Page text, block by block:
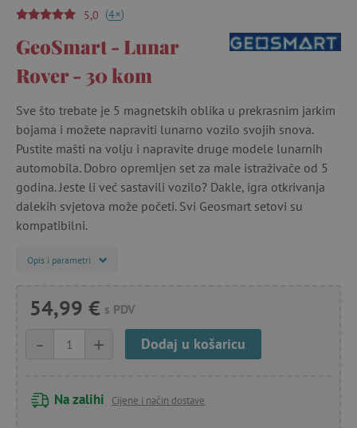
5,0 (4+)
GeoSmart - Lunar
Rover - 30 kom
Sve što trebate je 5 magnetskih oblika u prekrasnim jarkim
bojama i možete napraviti lunarno vozilo svojih snova.
Pustite mašti na volju i napravite druge modele lunarnih
automobila. Dobro opremljen set za male istraživače od 5
godina. Jeste li već sastavili vozilo? Dakle, igra otkrivanja
dalekih svjetova može početi. Svi Geosmart setovi su
kompatibilni.
Opis i parametri
54,99 € s PDV
+
- Dodaj u košaricu
Na zalihi Cijene i način dostave